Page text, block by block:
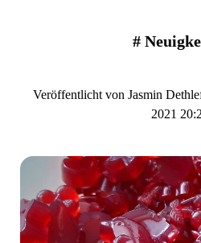
#
Veröffentlicht von Jasmin
2021